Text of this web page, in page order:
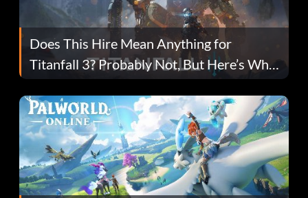
Does This Hire Mean Anything for
Titanfall 3? Probably Not, But Here’s Why
Fans Are Hopeful